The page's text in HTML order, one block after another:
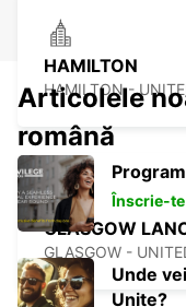
HAMILTON
HAMILTON -
GLASGOW
GLASGOW -
Articolele
română
Înscrie-
Unde
Unite?